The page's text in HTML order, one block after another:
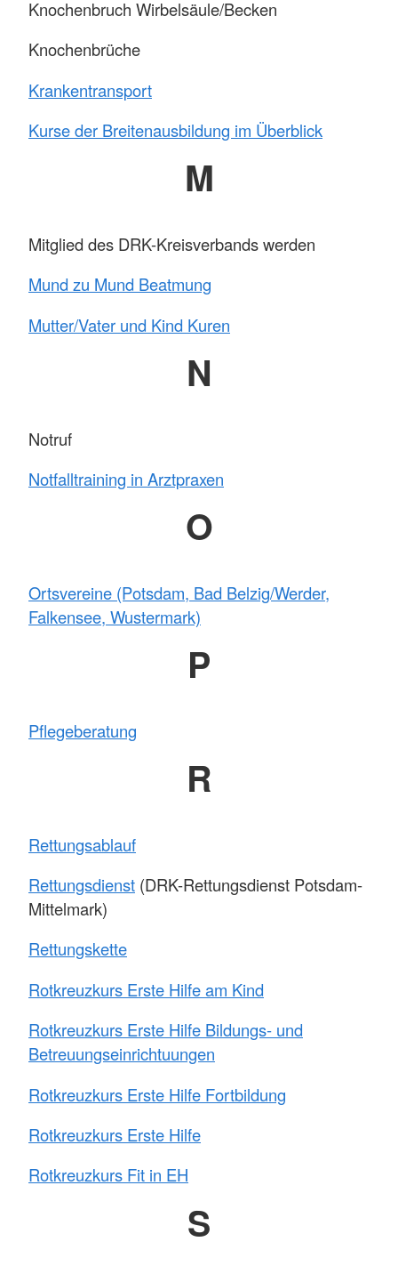
Knochenbruch Wirbelsäule/Becken
Knochenbrüche
Krankentransport
Kurse der Breitenausbildung im Überblick
M
Mitglied des DRK-Kreisverbands werden
Mund zu Mund Beatmung
Mutter/Vater und Kind Kuren
N
Notruf
Notfalltraining in Arztpraxen
O
Ortsvereine (Potsdam, Bad Belzig/Werder,
Falkensee, Wustermark)
P
Pflegeberatung
R
Rettungsablauf
Rettungsdienst (DRK-Rettungsdienst Potsdam-
Mittelmark)
Rettungskette
Rotkreuzkurs Erste Hilfe am Kind
Rotkreuzkurs Erste Hilfe Bildungs- und
Betreuungseinrichtuungen
Rotkreuzkurs Erste Hilfe Fortbildung
Rotkreuzkurs Erste Hilfe
Rotkreuzkurs Fit in EH
S